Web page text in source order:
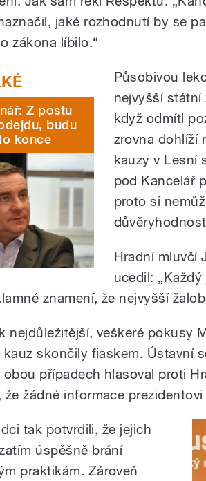
jaké rozhodnutí by se
zákona líbilo.“
Z postu
budu
konce
Působivou
nejvyšší státní
když odmítl
zrovna dohlíží
kauzy v Lesní
pod Kancelář
proto si
Hradní mluvčí
ucedil:
znamení, že nejvyšší
nejdůležitější, veškeré pokusy
skončily fiaskem. Ústavní
obou případech hlasoval proti
že žádné informace
tak potvrdili, že jejich
úspěšně brání
praktikám. Zároveň